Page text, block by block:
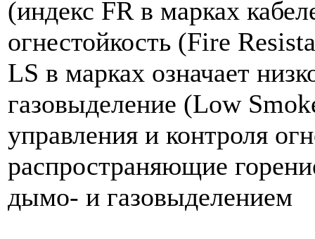
(индекс FR в марках
огнестойкость (Fire
LS в марках означает
газовыделение (Low
управления и контроля
распространяющие
дымо- и газовыделением